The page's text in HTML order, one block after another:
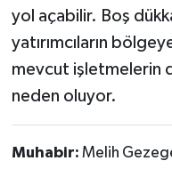
yol açabilir. Boş
yatırımcıların
mevcut işletmelerin
neden oluyor.
Muhabir: Melih